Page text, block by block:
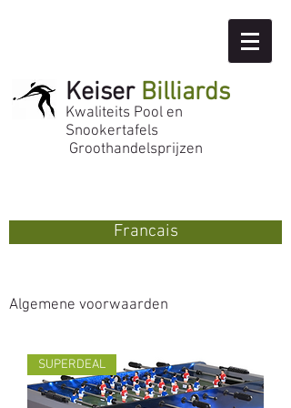
Keiser Billiards
Kwaliteits Pool en
Snookertafels
Groothandelsprijzen
Francais
Algemene voorwaarden
SUPERDEAL